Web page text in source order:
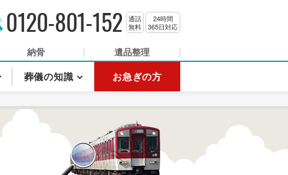
0120-801-152
通話
無料
24時間
365日対応
納骨 遺品整理
葬儀の知識 お急ぎの方